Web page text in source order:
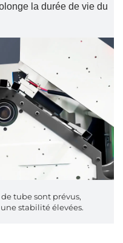
la durée de vie du
tube sont prévus,
stabilité élevées.